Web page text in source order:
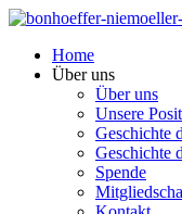
Home
Über uns
Über uns
Unsere
Geschichte
Geschichte
Spende